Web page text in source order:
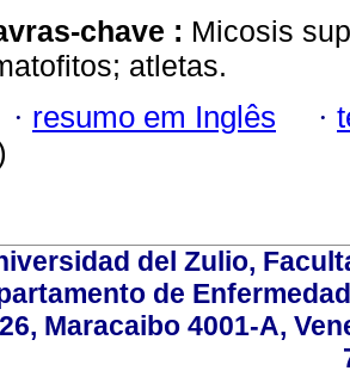
chave : Micosis
atletas.
· resumo em Inglês ·
del Zulio,
de
Maracaibo 4001-A,